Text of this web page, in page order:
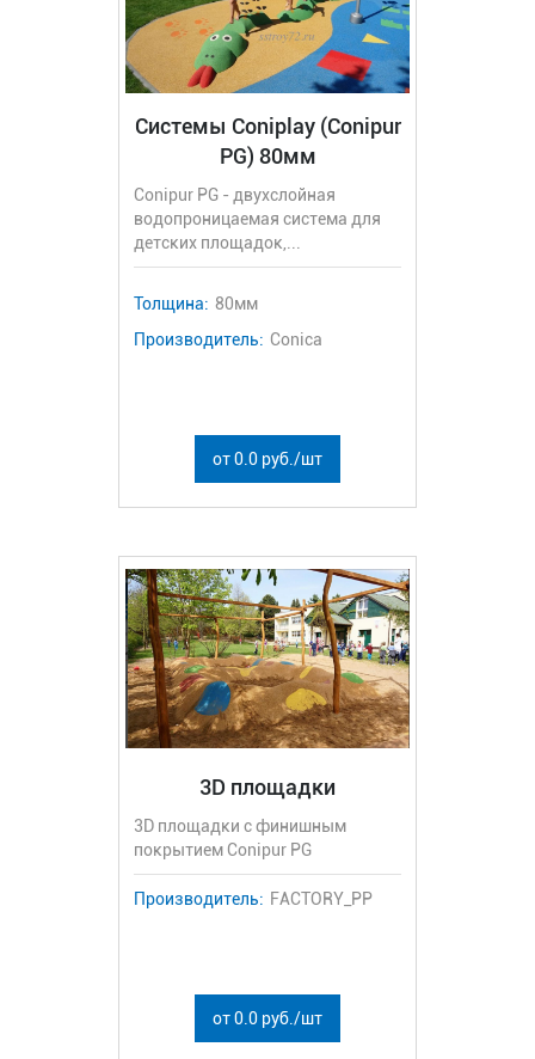
Системы Coniplay (Conipur
PG) 80мм
Conipur PG - двухслойная
водопроницаемая система для
детских площадок,...
Толщина: 80мм
Производитель: Conica
от 0.0 руб./шт
3D площадки
3D площадки с финишным
покрытием Conipur PG
Производитель: FACTORY_PP
от 0.0 руб./шт